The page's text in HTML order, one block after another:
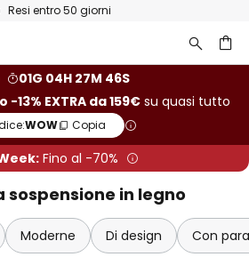
Resi entro 50 giorni
01G 04H 27M 45S
-13% EXTRA da 159€ su quasi tutto
WOW Copia
Fino al -70%
sospensione in legno
Moderne Di design Con
di scontoda 109€
di scontoda 159€
su quasi tutto*
WOW Copia
Risparmia ora